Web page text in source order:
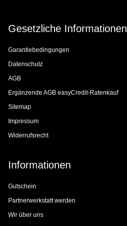
Gesetzliche Informationen
Garantiebedingungen
Datenschutz
AGB
Ergänzende AGB easyCredit-Ratenkauf
Sitemap
Impressum
Widerrufsrecht
Informationen
Gutschein
Partnerwerkstatt werden
Wir über uns